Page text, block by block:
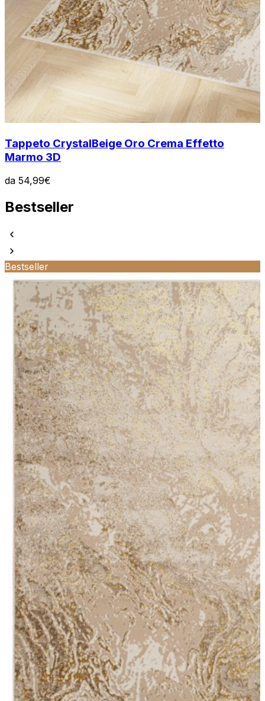
Tappeto CrystalBeige Oro Crema Effetto
Marmo 3D
da 54,99€
Bestseller
Bestseller